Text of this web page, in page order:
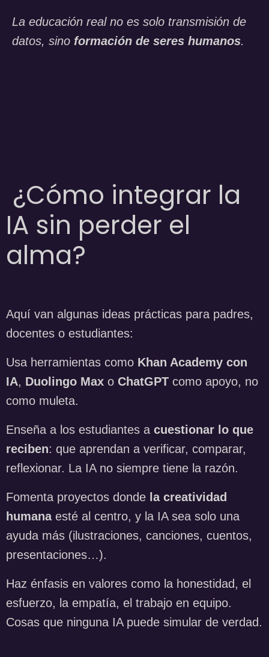
La educación real no es solo transmisión de
datos, sino formación de seres humanos.
¿Cómo integrar la
IA sin perder el
alma?
Aquí van algunas ideas prácticas para padres,
docentes o estudiantes:
Usa herramientas como Khan Academy con
IA, Duolingo Max o ChatGPT como apoyo, no
como muleta.
Enseña a los estudiantes a cuestionar lo que
reciben: que aprendan a verificar, comparar,
reflexionar. La IA no siempre tiene la razón.
Fomenta proyectos donde la creatividad
humanaesté al centro, y la IA sea solo una
ayuda más (ilustraciones, canciones, cuentos,
presentaciones…).
Haz énfasis en valores como la honestidad, el
esfuerzo, la empatía, el trabajo en equipo.
Cosas que ninguna IA puede simular de verdad.